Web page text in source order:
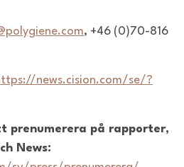
, +46 (0)70-816
news.cision.com/se/?
prenumerera på rapporter,
News: